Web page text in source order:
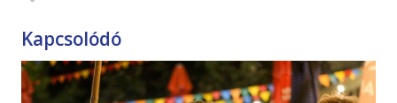
Kapcsolódó